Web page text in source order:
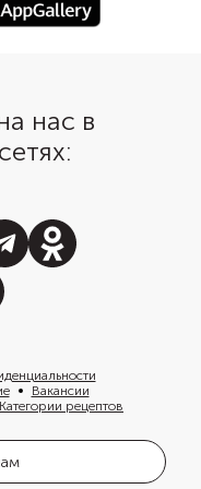
нас в
Вакансии
Категории рецептов